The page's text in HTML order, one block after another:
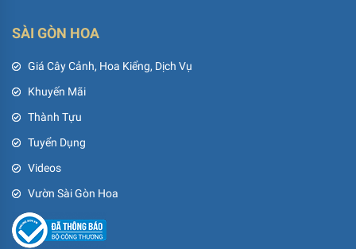
SÀI GÒN HOA
Giá Cây Cảnh, Hoa Kiểng, Dịch Vụ
Khuyến Mãi
Thành Tựu
Tuyển Dụng
Videos
Vườn Sài Gòn Hoa